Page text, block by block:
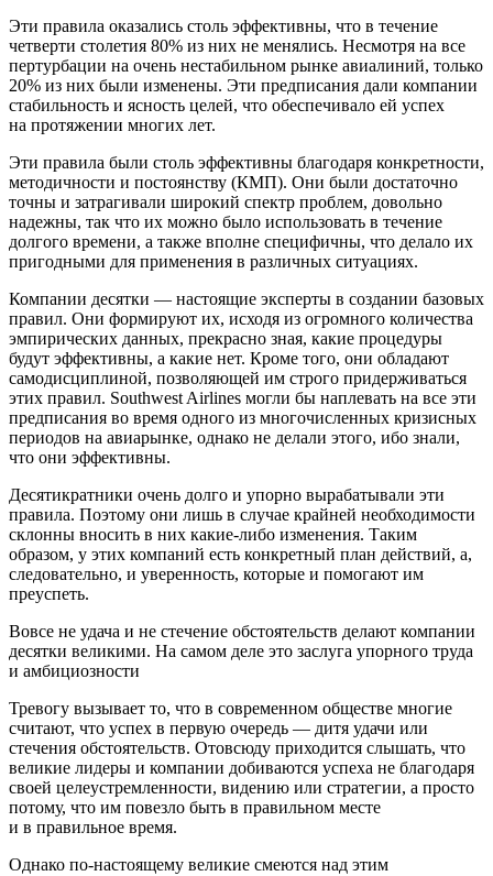
Эти правила оказались столь эффективны, что в течение
четверти столетия 80% из них не менялись. Несмотря на все
пертурбации на очень нестабильном рынке авиалиний, только
20% из них были изменены. Эти предписания дали компании
стабильность и ясность целей, что обеспечивало ей успех
на протяжении многих лет.
Эти правила были столь эффективны благодаря конкретности,
методичности и постоянству (КМП). Они были достаточно
точны и затрагивали широкий спектр проблем, довольно
надежны, так что их можно было использовать в течение
долгого времени, а также вполне специфичны, что делало их
пригодными для применения в различных ситуациях.
Компании десятки — настоящие эксперты в создании базовых
правил. Они формируют их, исходя из огромного количества
эмпирических данных, прекрасно зная, какие процедуры
будут эффективны, а какие нет. Кроме того, они обладают
самодисциплиной, позволяющей им строго придерживаться
этих правил. Southwest Airlines могли бы наплевать на все эти
предписания во время одного из многочисленных кризисных
периодов на авиарынке, однако не делали этого, ибо знали,
что они эффективны.
Десятикратники очень долго и упорно вырабатывали эти
правила. Поэтому они лишь в случае крайней необходимости
склонны вносить в них какие-либо изменения. Таким
образом, у этих компаний есть конкретный план действий, а,
следовательно, и уверенность, которые и помогают им
преуспеть.
Вовсе не удача и не стечение обстоятельств делают компании
десятки великими. На самом деле это заслуга упорного труда
и амбициозности
Тревогу вызывает то, что в современном обществе многие
считают, что успех в первую очередь — дитя удачи или
стечения обстоятельств. Отовсюду приходится слышать, что
великие лидеры и компании добиваются успеха не благодаря
своей целеустремленности, видению или стратегии, а просто
потому, что им повезло быть в правильном месте
и в правильное время.
Однако по-настоящему великие смеются над этим